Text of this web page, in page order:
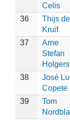
Celis
36
Thijs de
Kruif
37
Arne
Stefan
38
José
Copete
39
Tom